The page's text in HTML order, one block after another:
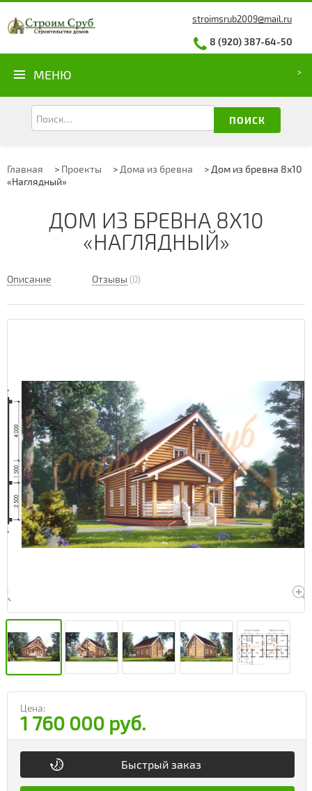
stroimsrub2009@mail.ru
8 (920) 387-64-50
МЕНЮ
ПОИСК
Главная > Проекты > Дома из бревна > Дом из бревна 8х10
«Наглядный»
ДОМ ИЗ БРЕВНА 8Х10
«НАГЛЯДНЫЙ»
Описание Отзывы (0)
Цена:
1 760 000 руб.
Быстрый заказ